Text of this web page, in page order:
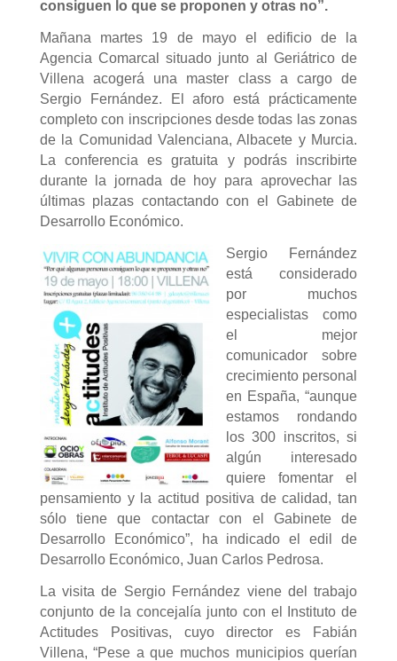
consiguen lo que se proponen y otras no”.
Mañana martes 19 de mayo el edificio de la
Agencia Comarcal situado junto al Geriátrico de
Villena acogerá una master class a cargo de
Sergio Fernández. El aforo está prácticamente
completo con inscripciones desde todas las zonas
de la Comunidad Valenciana, Albacete y Murcia.
La conferencia es gratuita y podrás inscribirte
durante la jornada de hoy para aprovechar las
últimas plazas contactando con el Gabinete de
Desarrollo Económico.
Sergio Fernández
está considerado
por muchos
especialistas como
el mejor
comunicador sobre
crecimiento personal
en España, “aunque
estamos rondando
los 300 inscritos, si
algún interesado
quiere fomentar el
pensamiento y la actitud positiva de calidad, tan
sólo tiene que contactar con el Gabinete de
Desarrollo Económico”, ha indicado el edil de
Desarrollo Económico, Juan Carlos Pedrosa.
La visita de Sergio Fernández viene del trabajo
conjunto de la concejalía junto con el Instituto de
Actitudes Positivas, cuyo director es Fabián
Villena, “Pese a que muchos municipios querían